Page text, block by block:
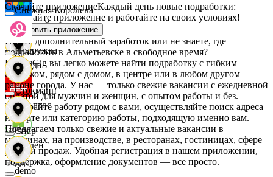
Детский мир
Звезда
Зельгрос
Зенден
Снежная Королева
Подружка
Стокманн
Cпар
demo
Скачайте приложениеКаждый день новые подработки:
скачивайте приложение и работайте на своих условиях!
Установить приложение
Ищете дополнительный заработок или не знаете, где
подработать в Альметьевске в свободное время?
На MyGig вы легко можете найти подработку с гибким
графиком, рядом с домом, в центре или в любом другом
районе города. У нас — только свежие вакансии с ежедневной
оплатой для мужчин и женщин, с опытом работы и без.
Выбирайте работу рядом с вами, осуществляйте поиск адреса
на карте или категорию работы, подходящую именно вам.
Предлагаем только свежие и актуальные вакансии в
магазинах, на производстве, в ресторанах, гостиницах, сфере
услуг и продаж. Удобная регистрация в нашем приложении,
поддержка, оформление документов — все просто.